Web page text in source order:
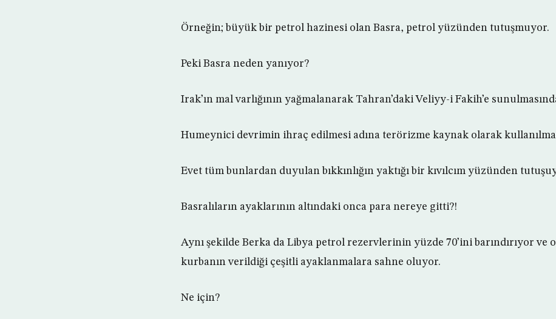
Örneğin; büyük bir petrol hazinesi olan Basra, petrol yüzünden tutuşmuyor.
Peki Basra neden yanıyor?
Irak’ın mal varlığının yağmalanarak Tahran’daki Veliyy-i Fakih’e
Humeynici devrimin ihraç edilmesi adına terörizme kaynak olarak
Evet tüm bunlardan duyulan bıkkınlığın yaktığı bir kıvılcım yüzünden
Basralıların ayaklarının altındaki onca para nereye gitti?!
Aynı şekilde Berka da Libya petrol rezervlerinin yüzde 70’ini barındırıyor ve
kurbanın verildiği çeşitli ayaklanmalara sahne oluyor.
Ne için?